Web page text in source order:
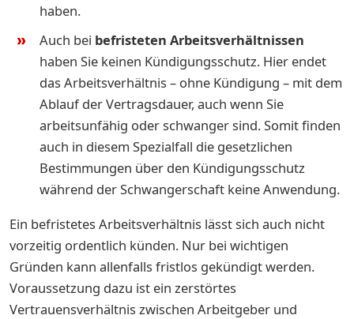
haben.
Auch bei befristeten Arbeitsverhältnissen
haben Sie keinen Kündigungsschutz. Hier endet
das Arbeitsverhältnis – ohne Kündigung – mit dem
Ablauf der Vertragsdauer, auch wenn Sie
arbeitsunfähig oder schwanger sind. Somit finden
auch in diesem Spezialfall die gesetzlichen
Bestimmungen über den Kündigungsschutz
während der Schwangerschaft keine Anwendung.
Ein befristetes Arbeitsverhältnis lässt sich auch nicht
vorzeitig ordentlich künden. Nur bei wichtigen
Gründen kann allenfalls fristlos gekündigt werden.
Voraussetzung dazu ist ein zerstörtes
Vertrauensverhältnis zwischen Arbeitgeber und